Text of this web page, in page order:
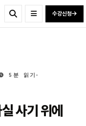
수강신청
5분 읽기
사기 위에